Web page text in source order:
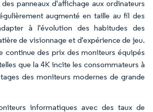
panneaux d'affichage aux ordinateurs
augmenté en taille au fil des
à l'évolution des habitudes des
de visionnage et d'expérience de jeu.
continue des prix des moniteurs équipés
que la 4K incite les consommateurs à
des moniteurs modernes de grande
informatiques avec des taux de